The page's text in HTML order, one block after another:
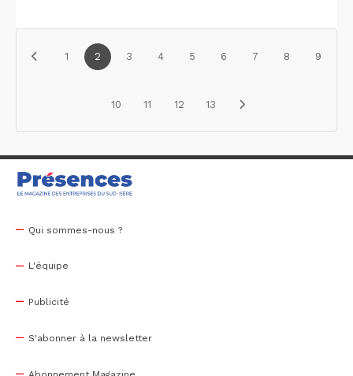
1 2 3 4 5 6 7 8 9
10 11 12 13
Qui sommes-nous ?
L'équipe
Publicité
S'abonner à la newsletter